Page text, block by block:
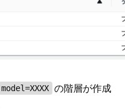
model=XXXX の階層が作成